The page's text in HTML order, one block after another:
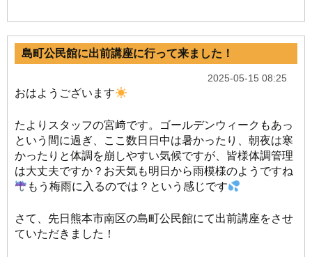
島町公民館に出前講座に行って来ました！
2025-05-15 08:25
おはようございます
たよりスタッフの宮﨑です。ゴールデンウィークもあっ
という間に過ぎ、ここ数日日中は暑かったり、朝夜は寒
かったりと体調を崩しやすい気候ですが、皆様体調管理
は大丈夫ですか？お天気も明日から雨模様のようですね
もう梅雨に入るのでは？という感じです
さて、先日熊本市南区の島町公民館にて出前講座をさせ
ていただきました！